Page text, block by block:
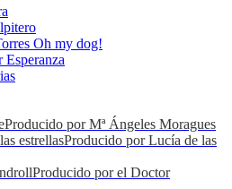
Oh my dog!
Esperanza
Producido por Mª Ángeles Moragues
estrellasProducido por Lucía de las
Producido por el Doctor